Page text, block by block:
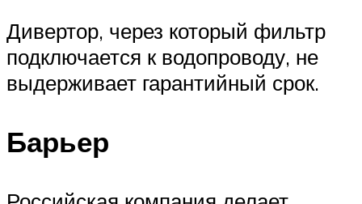
Дивертор, через который фильтр
подключается к водопроводу, не
выдерживает гарантийный срок.
Барьер